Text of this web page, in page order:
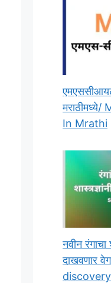
In Mrathi
नवीन
दाखवणार